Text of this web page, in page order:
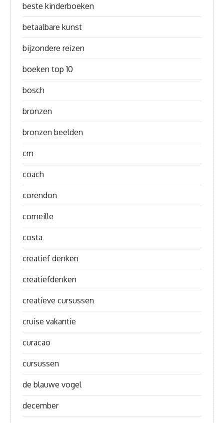
beste kinderboeken
betaalbare kunst
bijzondere reizen
boeken top 10
bosch
bronzen
bronzen beelden
cm
coach
corendon
corneille
costa
creatief denken
creatiefdenken
creatieve cursussen
cruise vakantie
curacao
cursussen
de blauwe vogel
december